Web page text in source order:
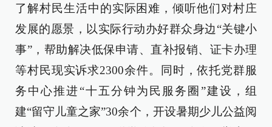
了解村民生活中的实际困难，倾听他们对村庄
发展的愿景，以实际行动办好群众身边“关键小
事”，帮助解决低保申请、直补报销、证卡办理
等村民现实诉求2300余件。同时，依托党群服
务中心推进“十五分钟为民服务圈”建设，组
建“留守儿童之家”30余个，开设暑期少儿公益阅